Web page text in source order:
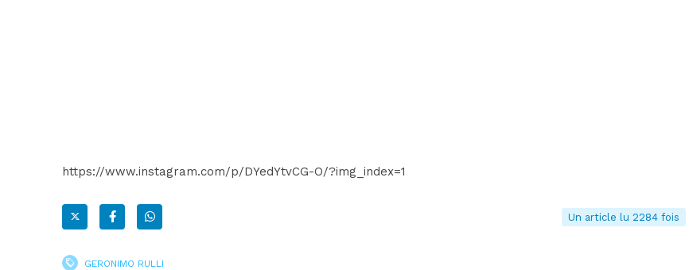
https://www.instagram.com/p/DYedYtvCG-O/?img_index=1
Un article lu 2284 fois
GERONIMO RULLI